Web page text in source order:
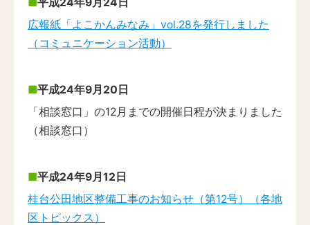
広報紙「よこかんみなみ」vol.28を発行しました
（コミュニケーション活動）
平成24年9月20日
「相談窓口」の12月までの開催日程が決まりました
（相談窓口）
平成24年9月12日
桂台公田地区整備工事のお知らせ（第12号）（各地
区トピックス）